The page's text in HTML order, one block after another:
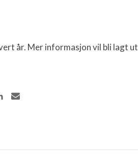
år. Mer informasjon vil bli lagt ut